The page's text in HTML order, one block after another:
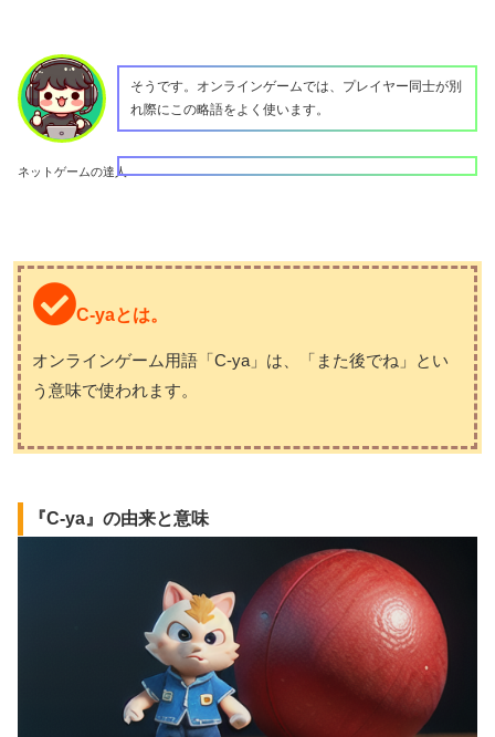
ネットゲームの達人
そうです。オンラインゲームでは、プレイヤー同士が別
れ際にこの略語をよく使います。
C-yaとは。
オンラインゲーム用語「C-ya」は、「また後でね」とい
う意味で使われます。
『C-ya』の由来と意味